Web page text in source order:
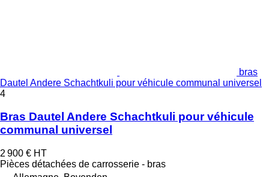
bras
Dautel Andere Schachtkuli pour véhicule communal universel
4
Bras Dautel Andere Schachtkuli pour véhicule
communal universel
2 900 € HT
Pièces détachées de carrosserie - bras